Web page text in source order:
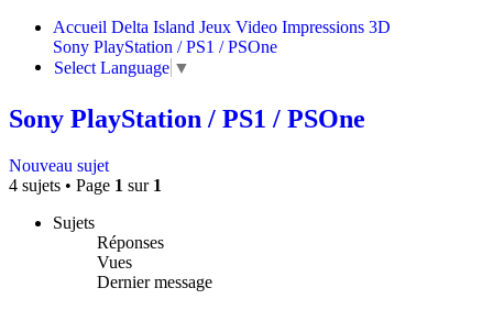
Accueil Delta Island Jeux Video Impressions 3D
Sony PlayStation / PS1 / PSOne
Select Language ▼
Sony PlayStation / PS1 / PSOne
Nouveau sujet
4 sujets • Page 1 sur 1
Sujets
Réponses
Vues
Dernier message